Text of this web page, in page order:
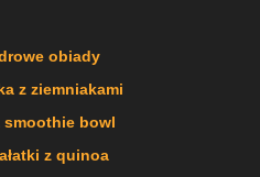
obiady
z ziemniakami
smoothie bowl
z quinoa